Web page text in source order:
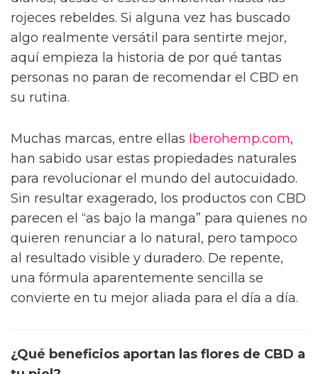
diarios, desde el estrés ambiental hasta las
rojeces rebeldes. Si alguna vez has buscado
algo realmente versátil para sentirte mejor,
aquí empieza la historia de por qué tantas
personas no paran de recomendar el CBD en
Muchas marcas, entre ellas Iberohemp.com ,
han sabido usar estas propiedades naturales
para revolucionar el mundo del autocuidado.
Sin resultar exagerado, los productos con CBD
parecen el “as bajo la manga” para quienes no
quieren renunciar a lo natural, pero tampoco
al resultado visible y duradero. De repente,
una fórmula aparentemente sencilla se
convierte en tu mejor aliada para el día a día.
¿Qué beneficios aportan las flores de CBD a